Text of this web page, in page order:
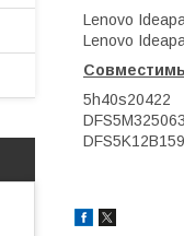
Lenovo
Lenovo
5h40s20422